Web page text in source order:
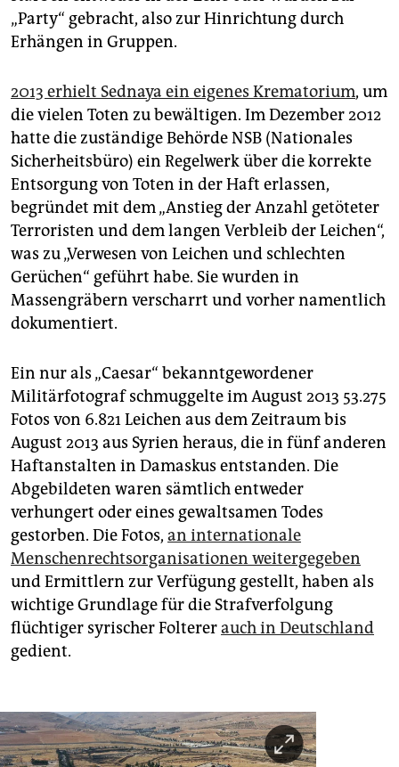
„Party“ gebracht, also zur Hinrichtung durch
Erhängen in Gruppen.
2013 erhielt Sednaya ein eigenes Krematorium, um
die vielen Toten zu bewältigen. Im Dezember 2012
hatte die zuständige Behörde NSB (Nationales
Sicherheitsbüro) ein Regelwerk über die korrekte
Entsorgung von Toten in der Haft erlassen,
begründet mit dem „Anstieg der Anzahl getöteter
Terroristen und dem langen Verbleib der Leichen“,
was zu „Verwesen von Leichen und schlechten
Gerüchen“ geführt habe. Sie wurden in
Massengräbern verscharrt und vorher namentlich
dokumentiert.
Ein nur als „Caesar“ bekanntgewordener
Militärfotograf schmuggelte im August 2013 53.275
Fotos von 6.821 Leichen aus dem Zeitraum bis
August 2013 aus Syrien heraus, die in fünf anderen
Haftanstalten in Damaskus entstanden. Die
Abgebildeten waren sämtlich entweder
verhungert oder eines gewaltsamen Todes
gestorben. Die Fotos, an internationale
Menschenrechtsorganisationen weitergegeben
und Ermittlern zur Verfügung gestellt, haben als
wichtige Grundlage für die Strafverfolgung
flüchtiger syrischer Foltererauch in Deutschland
gedient.